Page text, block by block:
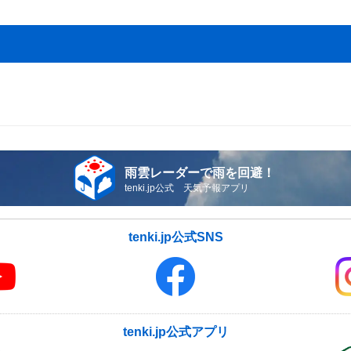
雨雲レーダーで雨を回避！
tenki.jp公式 天気予報アプリ
tenki.jp公式SNS
tenki.jp公式アプリ